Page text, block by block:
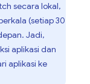
secara lokal,
(setiap 30
Jadi,
aplikasi dan
aplikasi ke